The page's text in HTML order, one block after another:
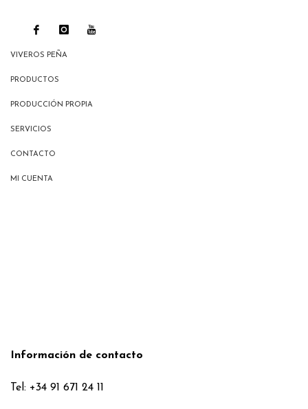
VIVEROS PEÑA
PRODUCTOS
PRODUCCIÓN PROPIA
SERVICIOS
CONTACTO
MI CUENTA
Información de contacto
Tel: +34 91 671 24 11